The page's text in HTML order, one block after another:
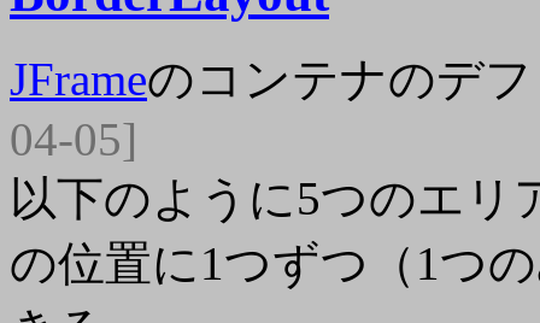
JFrameのコンテナのデ
04-05]
以下のように5つのエ
の位置に1つずつ（1つ